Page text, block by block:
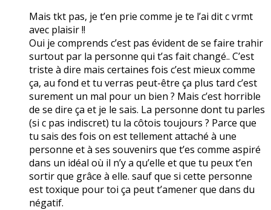
Mais tkt pas, je t’en prie comme je te l’ai dit c vrmt
avec plaisir !!
Oui je comprends c’est pas évident de se faire trahir
surtout par la personne qui t’as fait changé.. C’est
triste à dire mais certaines fois c’est mieux comme
ça, au fond et tu verras peut-être ça plus tard c’est
surement un mal pour un bien ? Mais c’est horrible
de se dire ça et je le sais. La personne dont tu parles
(si c pas indiscret) tu la côtois toujours ? Parce que
tu sais des fois on est tellement attaché à une
personne et à ses souvenirs que t’es comme aspiré
dans un idéal où il n’y a qu’elle et que tu peux t’en
sortir que grâce à elle. sauf que si cette personne
est toxique pour toi ça peut t’amener que dans du
négatif.